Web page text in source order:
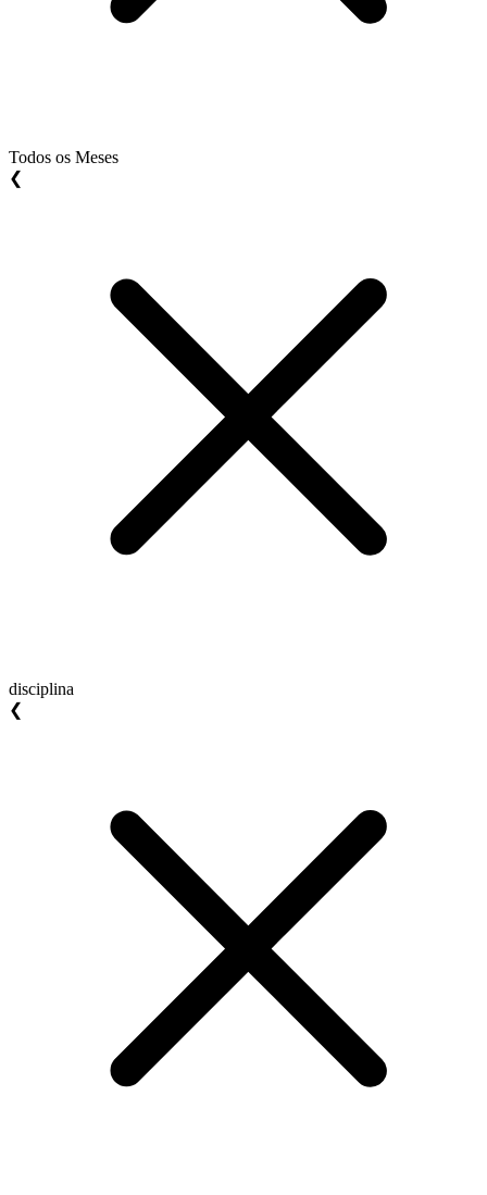
Todos os Meses
❮
disciplina
❮